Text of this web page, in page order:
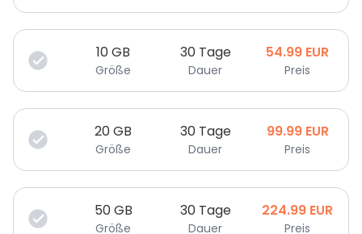
10GB
Größe
30 Tage
Dauer
54.99 EUR
Preis
20GB
Größe
30 Tage
Dauer
99.99 EUR
Preis
50GB
Größe
30 Tage
Dauer
224.99 EUR
Preis